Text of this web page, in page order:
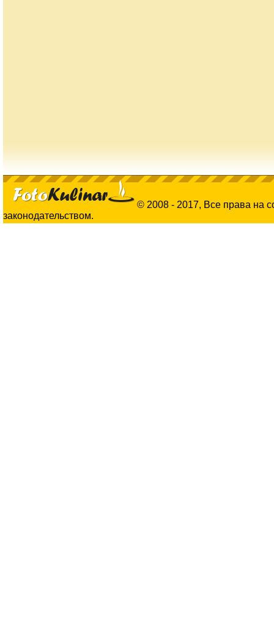
© 2008 - 2017, Все права на
законодательством.